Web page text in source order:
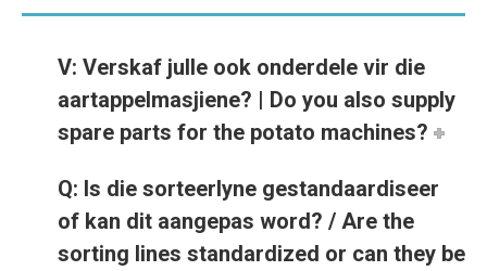
V: Verskaf julle ook onderdele vir die
aartappelmasjiene? | Do you also supply
spare parts for the potato machines?
Q: Is die sorteerlyne gestandaardiseer
of kan dit aangepas word? / Are the
sorting lines standardized or can they be